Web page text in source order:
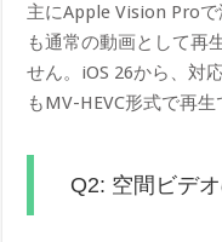
主にApple Vision Pro
も通常の動画として再
せん。iOS 26から、対
もMV-HEVC形式で再
Q2: 空間ビデ